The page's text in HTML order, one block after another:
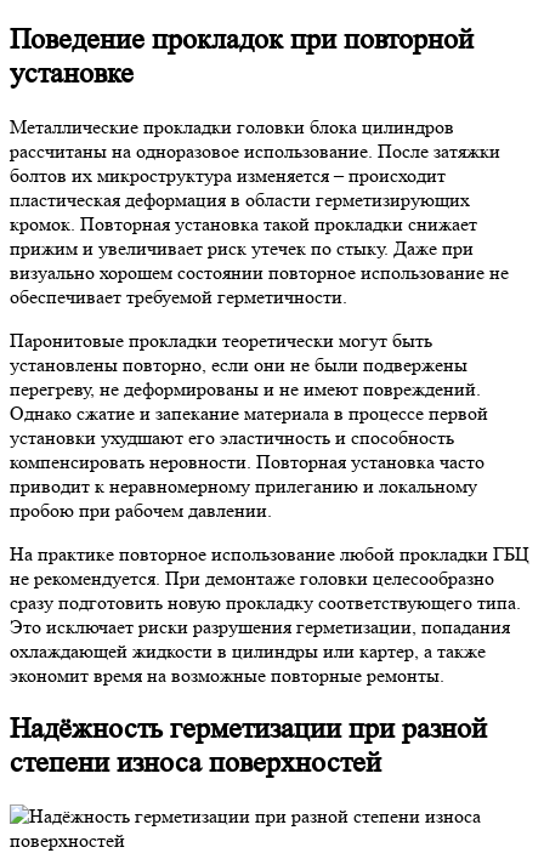
Поведение прокладок при повторной
установке
Металлические прокладки головки блока цилиндров
рассчитаны на одноразовое использование. После затяжки
болтов их микроструктура изменяется – происходит
пластическая деформация в области герметизирующих
кромок. Повторная установка такой прокладки снижает
прижим и увеличивает риск утечек по стыку. Даже при
визуально хорошем состоянии повторное использование не
обеспечивает требуемой герметичности.
Паронитовые прокладки теоретически могут быть
установлены повторно, если они не были подвержены
перегреву, не деформированы и не имеют повреждений.
Однако сжатие и запекание материала в процессе первой
установки ухудшают его эластичность и способность
компенсировать неровности. Повторная установка часто
приводит к неравномерному прилеганию и локальному
пробою при рабочем давлении.
На практике повторное использование любой прокладки ГБЦ
не рекомендуется. При демонтаже головки целесообразно
сразу подготовить новую прокладку соответствующего типа.
Это исключает риски разрушения герметизации, попадания
охлаждающей жидкости в цилиндры или картер, а также
экономит время на возможные повторные ремонты.
Надёжность герметизации при разной
степени износа поверхностей